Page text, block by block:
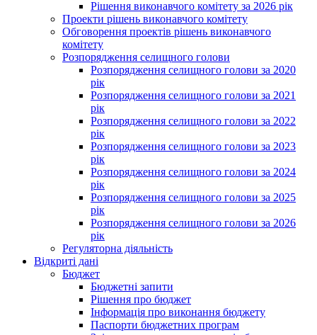
Рішення виконавчого комітету за 2026 рік
Проекти рішень виконавчого комітету
Обговорення проектів рішень виконавчого
комітету
Розпорядження селищного голови
Розпорядження селищного голови за 2020
рік
Розпорядження селищного голови за 2021
рік
Розпорядження селищного голови за 2022
рік
Розпорядження селищного голови за 2023
рік
Розпорядження селищного голови за 2024
рік
Розпорядження селищного голови за 2025
рік
Розпорядження селищного голови за 2026
рік
Регуляторна діяльність
Відкриті дані
Бюджет
Бюджетні запити
Рішення про бюджет
Інформація про виконання бюджету
Паспорти бюджетних програм